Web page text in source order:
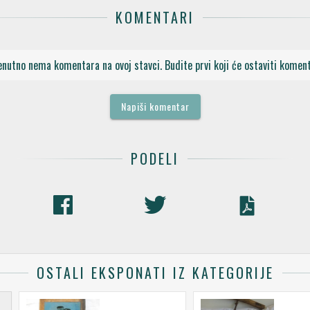
KOMENTARI
nema komentara na ovoj stavci. Budite prvi koji će ostaviti
Napiši komentar
PODELI
OSTALI EKSPONATI IZ KATEGORIJE